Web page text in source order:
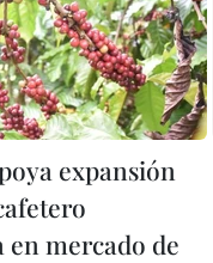
expansión
mercado de